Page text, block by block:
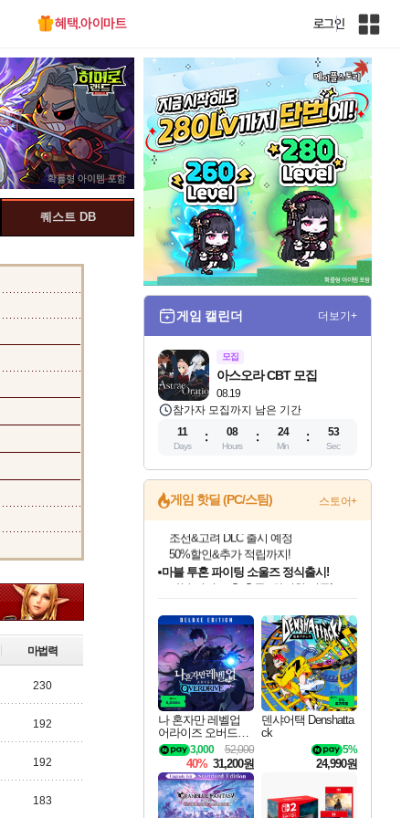
혜택.아이마트 로그인
인
전
체
사
이
퀘스트 DB
마법력
230
192
192
183
게임 캘린더 더보기+
모집
08.19
아스오라 CBT 모집
참가자 모집까지 남은 기간
11
Days
08
Hours
24
Min
52
Sec
게임 핫딜 (PC/스팀) 스토어+
최대 90% 할인가를 만나보세요!
네이버혜택과 함께 만나보세요!
50%할인&추가 적립까지!
마블 투혼 파이팅 소울즈 정식출시!
마블 히어로 총 출동&화려한 격투!
네이버 포인트 혜택까지!
이니&베니 혜택까지!
네이버 혜택가와 함께 예약하세요!
할인&네이버혜택으로 만나보세요!
네이버페이 혜택과 만나보세요!
40주년 프로모션으로 만나보세요!
할인가에 만나보세요!
일부 에디션 상시 할인!
혜택으로 예약 판매 중
편안하게 충전하세요
나 혼자만 레벨업
어라이즈 오버드라
이브 디럭스 에디션
Solo Leveling Arise
Overdrive Deluxe Edi
tion
52,000
3,000
40% 31,200원
덴샤어택 Denshatta
ck
5%
24,990원